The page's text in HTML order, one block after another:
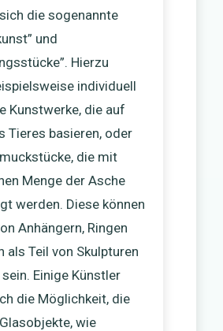
die sogenannte
und
Hierzu
individuell
Kunstwerke, die auf
Tieres basieren, oder
die mit
Menge der Asche
werden. Diese können
Anhängern, Ringen
als Teil von Skulpturen
Einige Künstler
die Möglichkeit, die
wie